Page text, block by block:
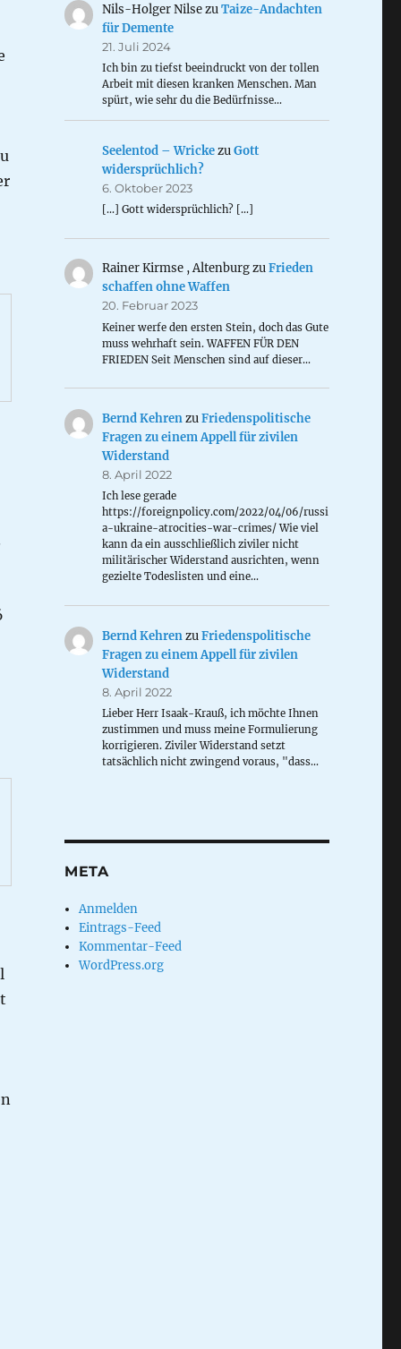
Nils-Holger NilsezuTaize-Andachten
für Demente
21. Juli 2024
Ich bin zu tiefst beeindruckt von der tollen
Arbeit mit diesen kranken Menschen. Man
spürt, wie sehr du die Bedürfnisse…
Seelentod – WrickezuGott
widersprüchlich?
6. Oktober 2023
[…] Gott widersprüchlich? […]
Rainer Kirmse , AltenburgzuFrieden
schaffen ohne Waffen
20. Februar 2023
Keiner werfe den ersten Stein, doch das Gute
muss wehrhaft sein. WAFFEN FÜR DEN
FRIEDEN Seit Menschen sind auf dieser…
Bernd KehrenzuFriedenspolitische
Fragen zu einem Appell für zivilen
Widerstand
8. April 2022
Ich lese gerade
https://foreignpolicy.com/2022/04/06/russi
a-ukraine-atrocities-war-crimes/ Wie viel
kann da ein ausschließlich ziviler nicht
militärischer Widerstand ausrichten, wenn
gezielte Todeslisten und eine…
Bernd KehrenzuFriedenspolitische
Fragen zu einem Appell für zivilen
Widerstand
8. April 2022
Lieber Herr Isaak-Krauß, ich möchte Ihnen
zustimmen und muss meine Formulierung
korrigieren. Ziviler Widerstand setzt
tatsächlich nicht zwingend voraus, "dass…
META
Anmelden
Eintrags-Feed
Kommentar-Feed
WordPress.org